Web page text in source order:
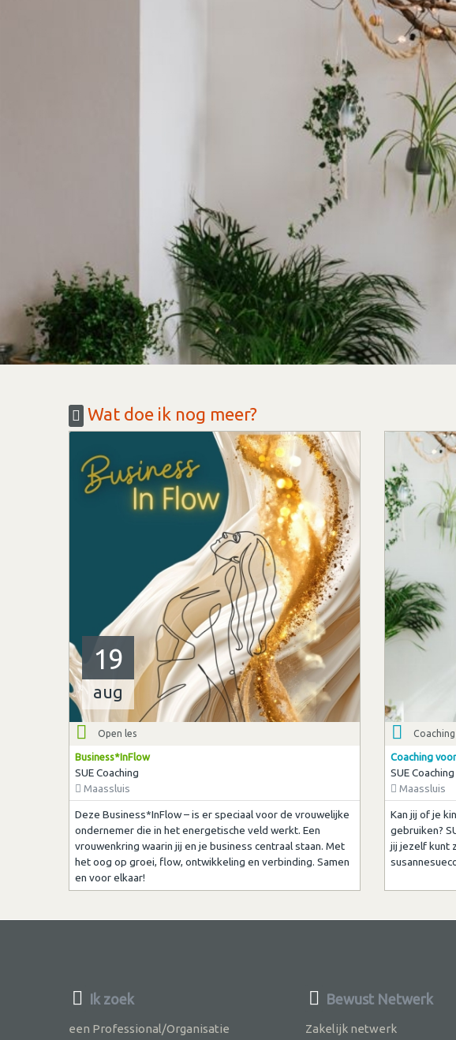
Wat doe ik nog meer?
19
aug
Open les
Business*InFlow
SUE Coaching
Maassluis
Deze Business*InFlow – is er speciaal voor de vrouwelijke
ondernemer die in het energetische veld werkt. Een
vrouwenkring waarin jij en je business centraal staan. Met
het oog op groei, flow, ontwikkeling en verbinding. Samen
en voor elkaar!
Coaching
SUE Coaching
Maassluis
Kan jij of je
gebruiken?
jij jezelf kunt
Ik zoek
een Professional/Organisatie
Bewust Netwerk
Zakelijk netwerk